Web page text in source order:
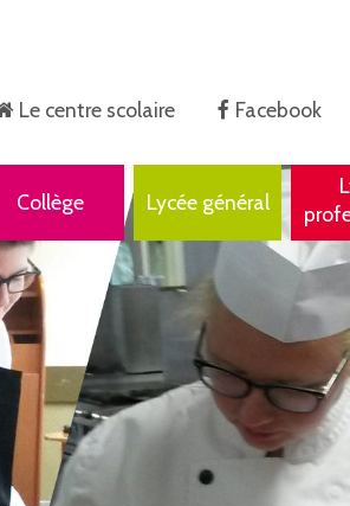
Le centre scolaire Facebook
Collège Lycée général